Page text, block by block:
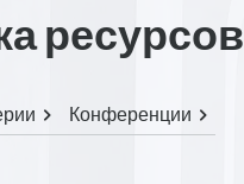
ресурсов
Конференции